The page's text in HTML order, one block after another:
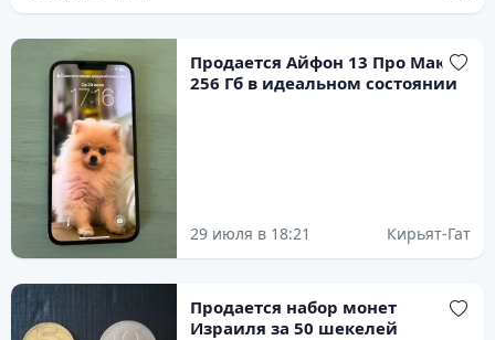
Продается Айфон 13 Про Макс
256 Гб в идеальном состоянии
29 июля в 18:21 Кирьят-Гат
Продается набор монет
Израиля за 50 шекелей